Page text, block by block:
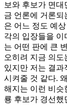
보와 후보가 면대
금 언론에 거론되
은 어느 정도 예
각의 입장들을 이
는 어떤 판에 큰
오히려 지금 의
있지만 저는 결
시켜줄 것 같다.
해지는 이런 비슷
룡 후보가 경선했